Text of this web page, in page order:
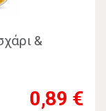
&
0,89 €